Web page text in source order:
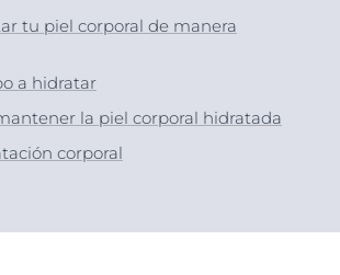
tu piel corporal de manera
a hidratar
la piel corporal hidratada
corporal